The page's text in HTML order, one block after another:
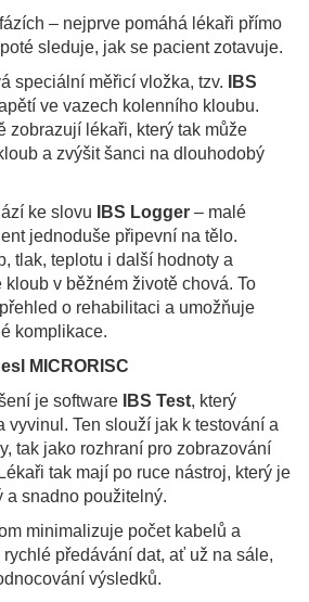
– nejprve pomáhá lékaři přímo
sleduje, jak se pacient zotavuje.
speciální měřicí vložka, tzv.
IBS
ve vazech kolenního kloubu.
zobrazují lékaři, který tak může
a zvýšit šanci na dlouhodobý
ke slovu
IBS Logger – malé
jednoduše připevní na tělo.
tlak, teplotu i další hodnoty a
v běžném životě chová. To
o rehabilitaci a umožňuje
komplikace.
MICRORISC
je software
IBS Test, který
vyvinul. Ten slouží jak k testování a
tak jako rozhraní pro zobrazování
tak mají po ruce nástroj, který je
a snadno použitelný.
minimalizuje počet kabelů a
předávání dat, ať už na sále,
výsledků.